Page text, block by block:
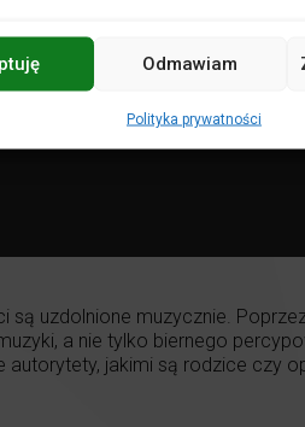
Odmawiam
Polityka prywatności
są uzdolnione muzycznie.
a nie tylko biernego
jakimi są rodzice czy